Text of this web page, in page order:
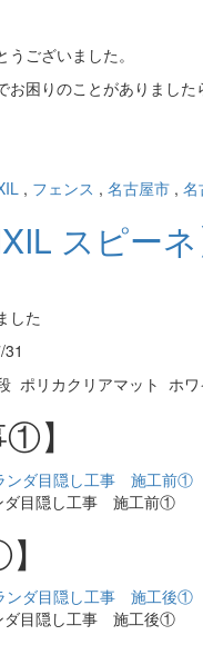
ございました。
困りのことがありました
, フェンス , 名古屋市 , 名
スピー
した
ポリカクリアマット ホワ
】
ダ目隠し工事 施工前①
ダ目隠し工事 施工後①